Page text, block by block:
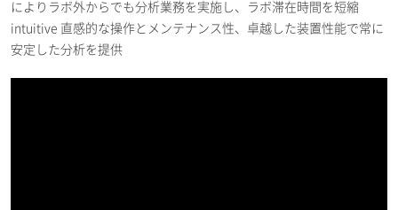
によりラボ外からでも分析業務を実施し、ラボ滞在時間を短縮
intuitive 直感的な操作とメンテナンス性、卓越した装置性能で常に
安定した分析を提供